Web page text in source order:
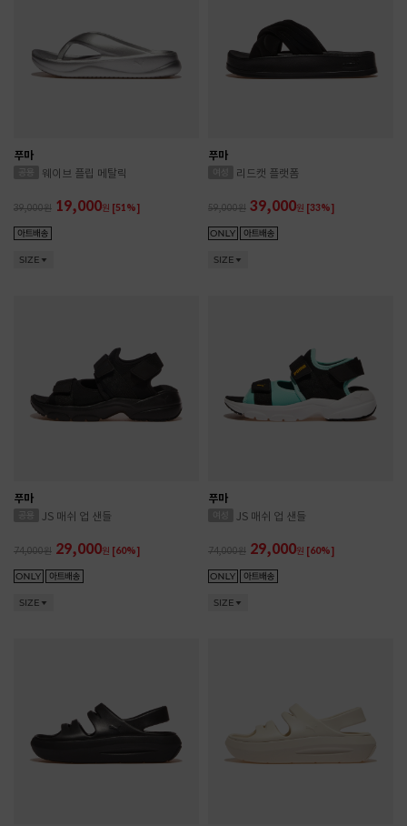
푸마
웨이브 플립 메탈릭
39,000 19,000원 [51%]
SIZE
푸마
리드캣 플랫폼
59,000 39,000원 [33%]
SIZE
푸마
JS 매쉬 업 샌들
74,000 29,000원 [60%]
SIZE
푸마
JS 매쉬 업 샌들
74,000 29,000원 [60%]
SIZE